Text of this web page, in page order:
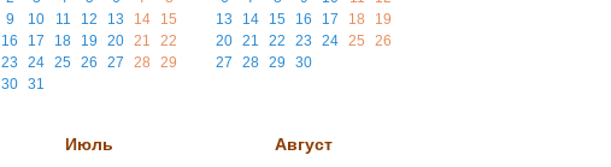
9
10 11 12 13 14
15
16
17 18 19 20 21
22
23
24 25 26 27 28
29
30 31
13
14 15 16 17 18
19
20 21 22 23 24 25
26
27
28 29 30
Июль Август